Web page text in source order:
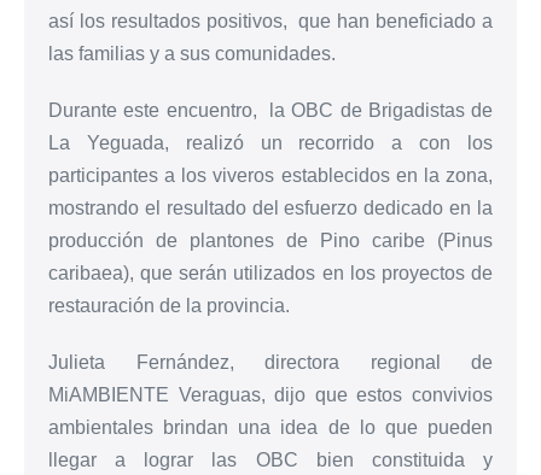
así los resultados positivos, que han beneficiado a
las familias y a sus comunidades.
Durante este encuentro, la OBC de Brigadistas de
La Yeguada, realizó un recorrido a con los
participantes a los viveros establecidos en la zona,
mostrando el resultado del esfuerzo dedicado en la
producción de plantones de Pino caribe (Pinus
caribaea), que serán utilizados en los proyectos de
restauración de la provincia.
Julieta Fernández, directora regional de
MiAMBIENTE Veraguas, dijo que estos convivios
ambientales brindan una idea de lo que pueden
llegar a lograr las OBC bien constituida y